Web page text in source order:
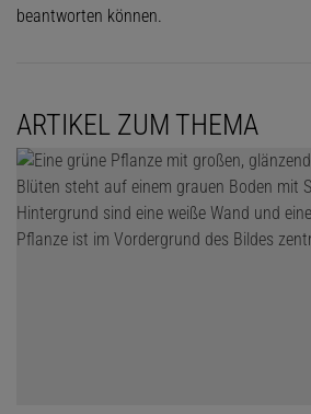
beantworten können.
ARTIKEL ZUM THEMA